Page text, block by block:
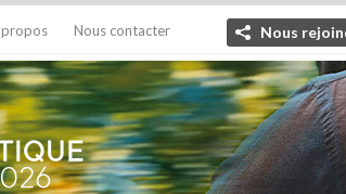
Nous contacter Nous